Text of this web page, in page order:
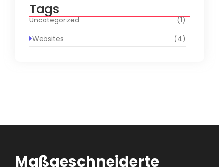
Tags
Uncategorized
(1)
Websites
(4)
Maßgeschneiderte